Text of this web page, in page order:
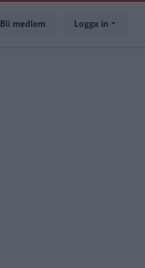
Bli medlem Logga in